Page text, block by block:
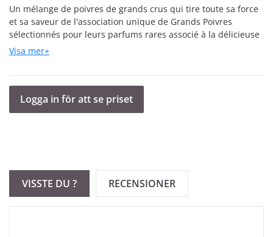
Un mélange de poivres de grands crus qui tire toute sa force
et sa saveur de l'association unique de Grands Poivres
sélectionnés pour leurs parfums rares associé à la délicieuse
rose de damas. Il sublime à merveille les viandes rouges et
l'agneau ou sur un foie gras poêlé, un toast. A ne pas
manquer !
Visa mer+
Logga in för att se priset
VISSTE DU ? RECENSIONER